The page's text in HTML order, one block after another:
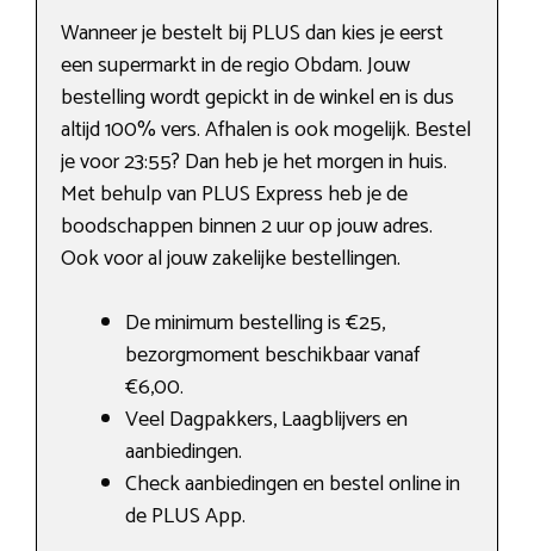
Wanneer je bestelt bij PLUS dan kies je eerst
een supermarkt in de regio Obdam. Jouw
bestelling wordt gepickt in de winkel en is dus
altijd 100% vers. Afhalen is ook mogelijk. Bestel
je voor 23:55? Dan heb je het morgen in huis.
Met behulp van PLUS Express heb je de
boodschappen binnen 2 uur op jouw adres.
Ook voor al jouw zakelijke bestellingen.
De minimum bestelling is €25,
bezorgmoment beschikbaar vanaf
€6,00.
Veel Dagpakkers, Laagblijvers en
aanbiedingen.
Check aanbiedingen en bestel online in
de PLUS App.